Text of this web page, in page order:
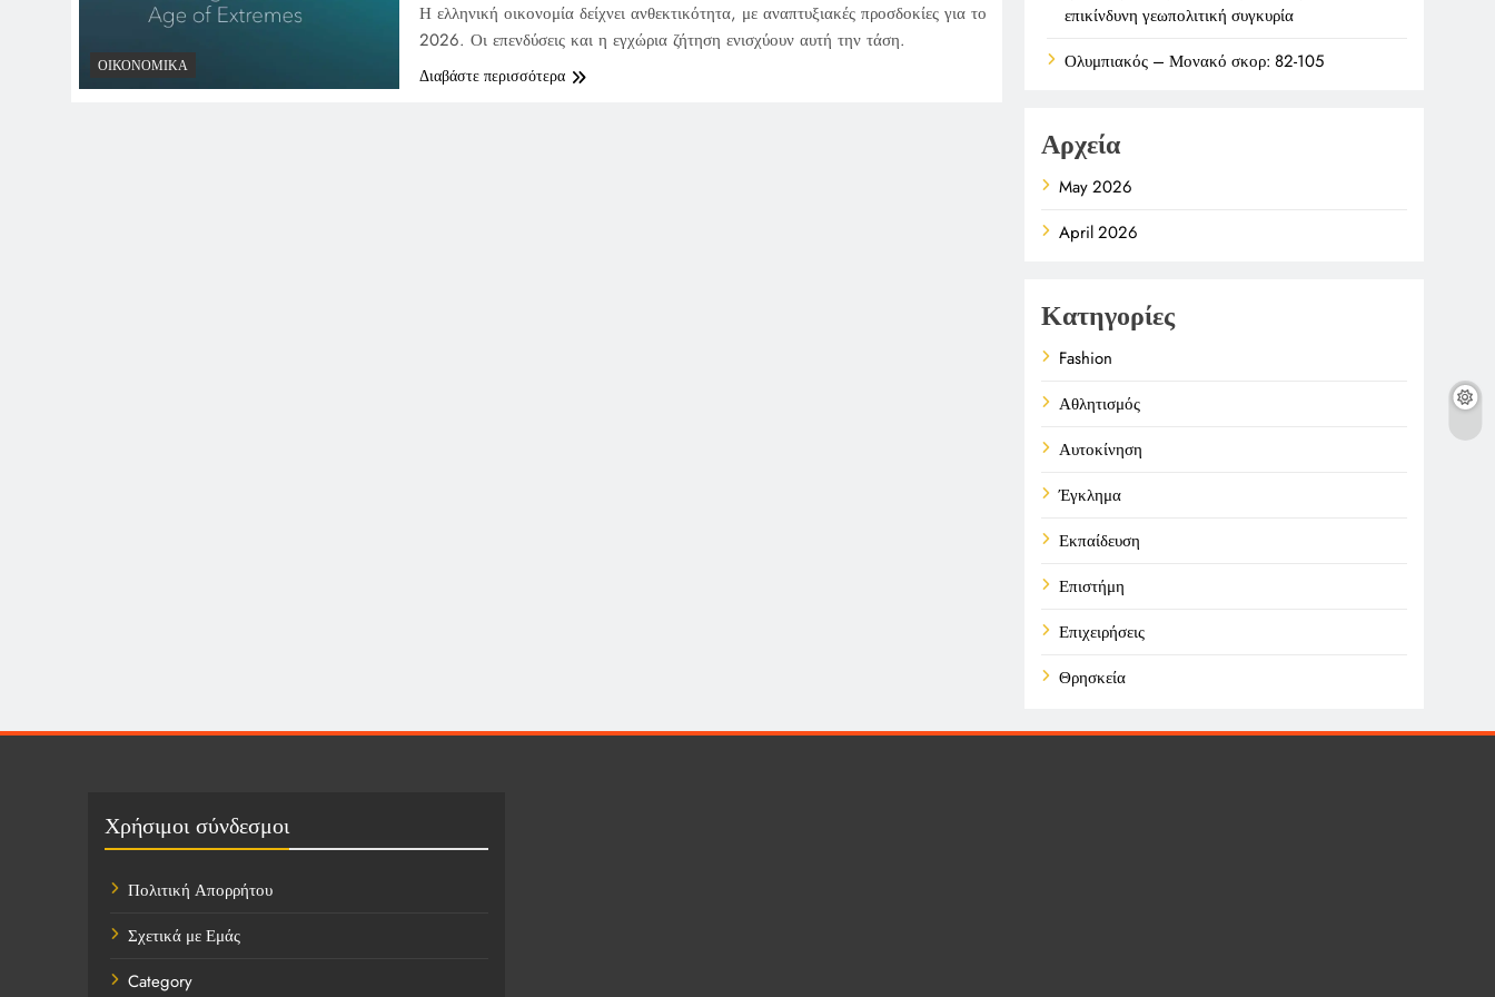
ΟΙΚΟΝΟΜΙΚΆ
Η ελληνική οικονομία δείχνει ανθεκτικότητα, με αναπτυξιακές προσδοκίες για το
2026. Οι επενδύσεις και η εγχώρια ζήτηση ενισχύουν αυτή την τάση.
Διαβάστε περισσότερα
επικίνδυνη γεωπολιτική συγκυρία
Ολυμπιακός – Μονακό σκορ: 82-105
Αρχεία
May 2026
April 2026
Κατηγορίες
Fashion
Αθλητισμός
Αυτοκίνηση
Έγκλημα
Εκπαίδευση
Επιστήμη
Επιχειρήσεις
Θρησκεία
Χρήσιμοι σύνδεσμοι
Πολιτική Απορρήτου
Σχετικά με Εμάς
Category